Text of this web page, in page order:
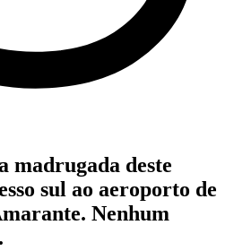
madrugada deste
sul ao aeroporto de
Nenhum